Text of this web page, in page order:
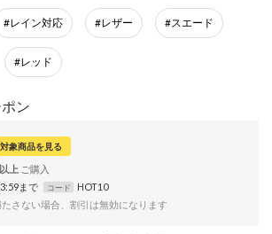
#レイン対応 #レザー #スエード
#レッド
ン
対象商品を見る
上
まで コード
HOT10
さない場合、割引は無効になります